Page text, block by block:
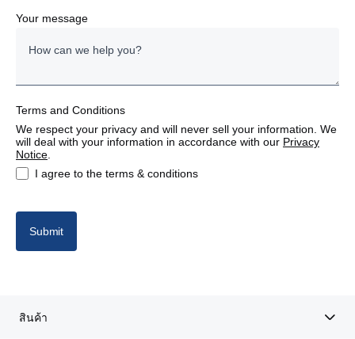
France
Germany
Latvia
Your message
Terms and Conditions
We respect your privacy and will never sell your information. We
will deal with your information in accordance with our Privacy
Notice
I agree to the terms & conditions
Submit
สินค้า